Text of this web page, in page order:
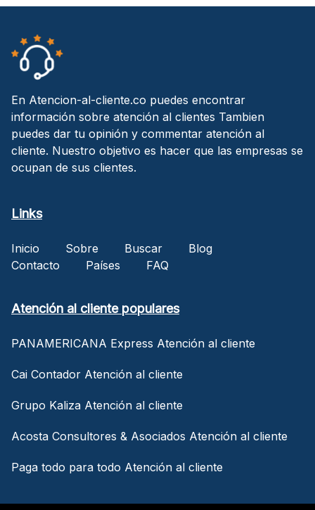
En Atencion-al-cliente.co puedes encontrar
información sobre atención al clientes Tambien
puedes dar tu opinión y commentar atención al
cliente. Nuestro objetivo es hacer que las empresas se
ocupan de sus clientes.
Links
Inicio Sobre Buscar
Blog
Contacto
Países FAQ
Atención al cliente populares
PANAMERICANA Express Atención al cliente
Cai Contador Atención al cliente
Grupo Kaliza Atención al cliente
Acosta Consultores & Asociados Atención al cliente
Paga todo para todo Atención al cliente